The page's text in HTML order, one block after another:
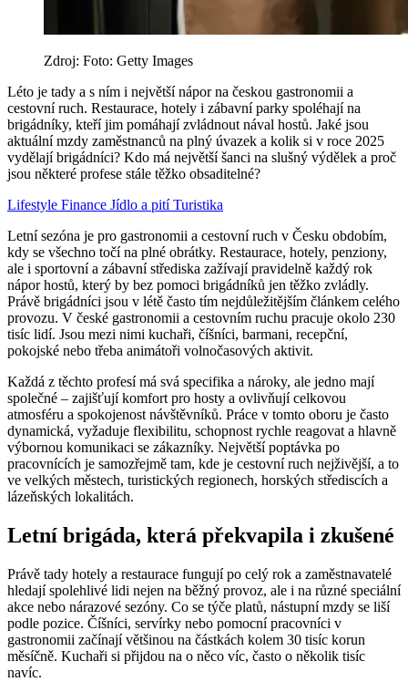
Zdroj: Foto: Getty Images
Léto je tady a s ním i největší nápor na českou gastronomii a
cestovní ruch. Restaurace, hotely i zábavní parky spoléhají na
brigádníky, kteří jim pomáhají zvládnout nával hostů. Jaké jsou
aktuální mzdy zaměstnanců na plný úvazek a kolik si v roce 2025
vydělají brigádníci? Kdo má největší šanci na slušný výdělek a proč
jsou některé profese stále těžko obsaditelné?
Lifestyle Finance Jídlo a pitíTuristika
Letní sezóna je pro gastronomii a cestovní ruch v Česku obdobím,
kdy se všechno točí na plné obrátky. Restaurace, hotely, penziony,
ale i sportovní a zábavní střediska zažívají pravidelně každý rok
nápor hostů, který by bez pomoci brigádníků jen těžko zvládly.
Právě brigádníci jsou v létě často tím nejdůležitějším článkem celého
provozu. V české gastronomii a cestovním ruchu pracuje okolo 230
tisíc lidí. Jsou mezi nimi kuchaři, číšníci, barmani, recepční,
pokojské nebo třeba animátoři volnočasových aktivit.
Každá z těchto profesí má svá specifika a nároky, ale jedno mají
společné – zajišťují komfort pro hosty a ovlivňují celkovou
atmosféru a spokojenost návštěvníků. Práce v tomto oboru je často
dynamická, vyžaduje flexibilitu, schopnost rychle reagovat a hlavně
výbornou komunikaci se zákazníky. Největší poptávka po
pracovnících je samozřejmě tam, kde je cestovní ruch nejživější, a to
ve velkých městech, turistických regionech, horských střediscích a
lázeňských lokalitách.
Letní brigáda, která překvapila i zkušené
Právě tady hotely a restaurace fungují po celý rok a zaměstnavatelé
hledají spolehlivé lidi nejen na běžný provoz, ale i na různé speciální
akce nebo nárazové sezóny. Co se týče platů, nástupní mzdy se liší
podle pozice. Číšníci, servírky nebo pomocní pracovníci v
gastronomii začínají většinou na částkách kolem 30 tisíc korun
měsíčně. Kuchaři si přijdou na o něco víc, často o několik tisíc
navíc.